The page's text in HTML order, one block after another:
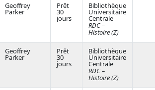
Geoffrey
Parker
Prêt
30
jours
Bibliothèque
Universitaire
Centrale
RDC –
Histoire (Z)
Geoffrey
Parker
Prêt
30
jours
Bibliothèque
Universitaire
Centrale
RDC –
Histoire (Z)